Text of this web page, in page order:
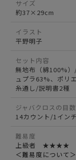
サイズ
約37×29cm
イラスト
平野明子
セット内容
無地布（綿100%
ュプラ63%、ポリ
糸通し/説明書2種
ジャバクロスの目数
14カウント/1イン
難易度
上級者 ★★★★
＜難易度について